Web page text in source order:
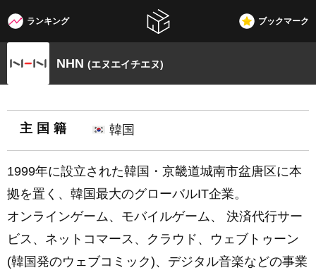
W3G
ランキング ブックマーク
NHN (エヌエイチエヌ)
主国籍 韓国
1999年に設立された韓国・京畿道城南市盆唐区に本
拠を置く、韓国最大のグローバルIT企業。
オンラインゲーム、モバイルゲーム、 決済代行サー
ビス、ネットコマース、クラウド、ウェブトゥーン
(韓国発のウェブコミック)、デジタル音楽などの事業